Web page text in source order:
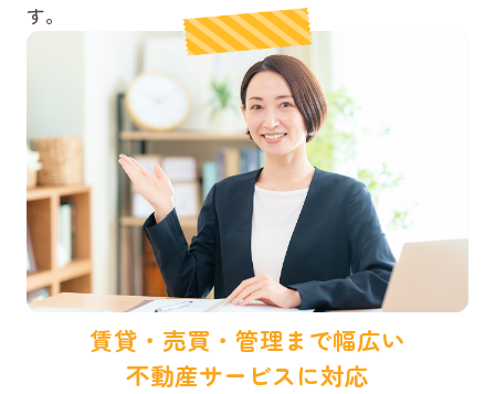
す。
賃貸・売買・管理まで幅広い
不動産サービスに対応